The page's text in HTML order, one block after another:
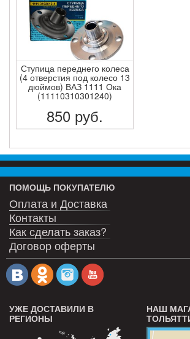
Ступица переднего колеса
(4 отверстия под колесо 13
дюймов) ВАЗ 1111 Ока
(11110310301240)
850 руб.
ПОДРОБНЕЕ
ПОМОЩЬ ПОКУПАТЕЛЮ
Оплата и Доставка
Контакты
Как сделать заказ?
Договор оферты
УЖЕ ДОСТАВИЛИ В
РЕГИОНЫ
НАШ